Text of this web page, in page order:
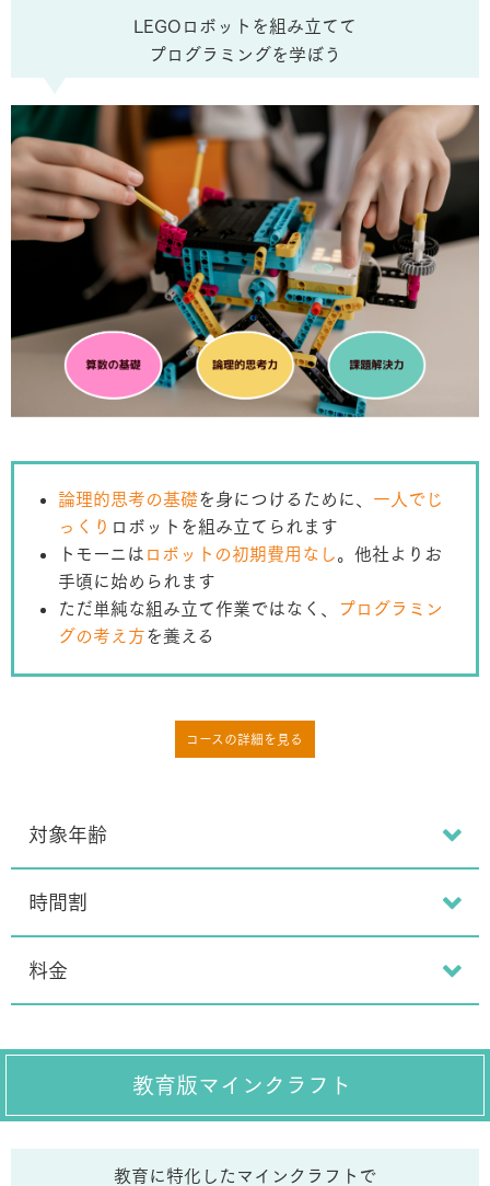
LEGOロボットを組み立てて
プログラミングを学ぼう
論理的思考の基礎を身につけるために、 一人でじ
っくり ロボットを組み立てられます
トモーニは ロボットの初期費用なし。他社よりお
手頃に始められます
ただ単純な組み立て作業ではなく、
プログラミン
グの考え方を養える
コースの詳細を見る
対象年齢
時間割
料金
教育版マインクラフト
教育に特化したマインクラフトで